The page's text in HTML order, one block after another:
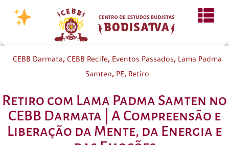
CEBB Darmata, CEBB Recife, Eventos Passados, Lama Padma
Samten, PE, Retiro
Retiro com Lama Padma Samten no
CEBB Darmata | A Compreensão e
Liberação da Mente, da Energia e